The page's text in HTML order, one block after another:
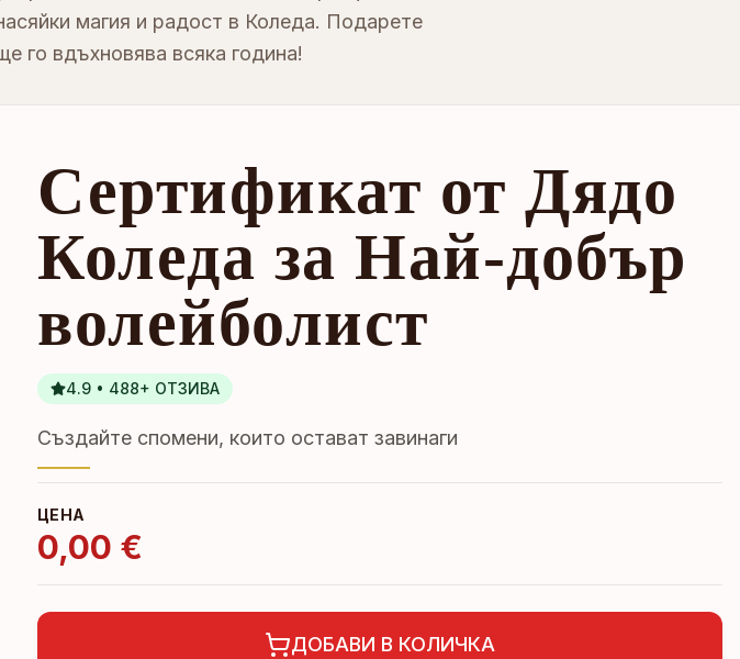
магия и радост в Коледа. Подарете
го вдъхновява всяка година!
Сертификат от Дядо
Коледа за Най-добър
волейболист
4.9 • 488+ ОТЗИВА
Създайте спомени, които остават завинаги
ЦЕНА
0,00 €
ДОБАВИ В КОЛИЧКА